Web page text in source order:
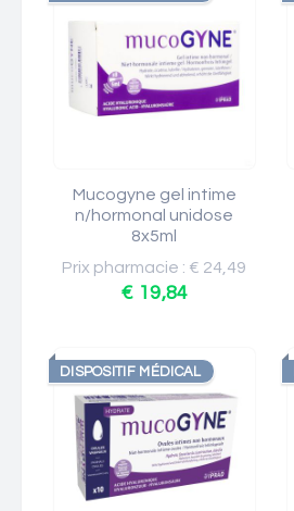
Mucogyne gel intime
n/hormonal unidose
8x5ml
Prix pharmacie : € 24,49
€ 19,84
DISPOSITIF MÉDICAL